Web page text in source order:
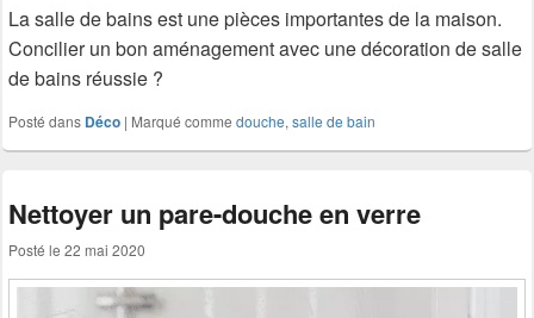
La salle de bains est une pièces importantes de la maison.
Concilier un bon aménagement avec une décoration de salle
de bains réussie ?
Posté dans Déco | Marqué comme douche, salle de bain
Nettoyer un pare-douche en verre
Posté le 22 mai 2020